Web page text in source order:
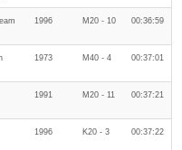
1996 M20 - 10 00:36:59
1973 M40 - 4 00:37:01
1991 M20 - 11 00:37:21
1996 K20 - 3 00:37:22